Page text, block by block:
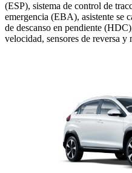
(ESP), sistema de control de
emergencia (EBA), asistente se
de descanso en pendiente
velocidad, sensores de reversa y